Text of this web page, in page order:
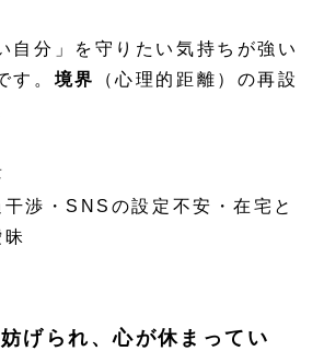
自分」を守りたい気持ちが強い
す。 境界
（心理的距離）の再設
干渉・SNSの設定不安・在宅と
げられ、心が休まってい